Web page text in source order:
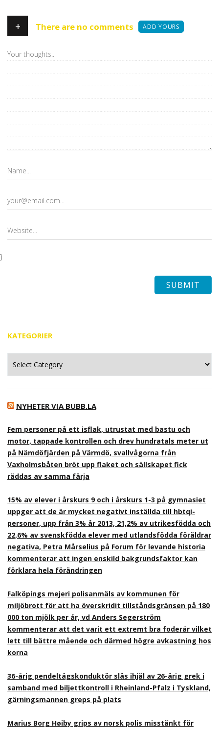
+ There are no comments ADD YOURS
KATEGORIER
NYHETER VIA BUBB.LA
Fem personer på ett isflak, utrustat med bastu och
motor, tappade kontrollen och drev hundratals meter ut
på Nämdöfjärden på Värmdö, svallvågorna från
Vaxholmsbåten bröt upp flaket och sällskapet fick
räddas av samma färja
15% av elever i årskurs 9 och i årskurs 1-3 på gymnasiet
uppger att de är mycket negativt inställda till hbtqi-
personer, upp från 3% år 2013, 21,2% av utrikesfödda och
22,6% av svenskfödda elever med utlandsfödda föräldrar
negativa, Petra Mårselius på Forum för levande historia
kommenterar att ingen enskild bakgrundsfaktor kan
förklara hela förändringen
Falköpings mejeri polisanmäls av kommunen för
miljöbrott för att ha överskridit tillståndsgränsen på 180
000 ton mjölk per år, vd Anders Segerström
kommenterar att det varit ett extremt bra foderår vilket
lett till bättre mående och därmed högre avkastning hos
korna
36-årig pendeltågskonduktör slås ihjäl av 26-årig grek i
samband med biljettkontroll i Rheinland-Pfalz i Tyskland,
gärningsmannen greps på plats
Marius Borg Høiby grips av norsk polis misstänkt för